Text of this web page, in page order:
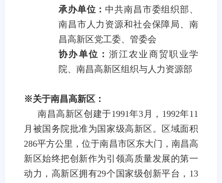
承办单位： 中共南昌市委组织部、
南昌市人力资源和社会保障局、南
昌高新区党工委、管委会
协办单位： 浙江农业商贸职业学
院、南昌高新区组织与人力资源部
※关于南昌高新区：
南昌高新区 创建于1991年3 月， 1992年11
月被国务院批准为国家级高新区。区域面积
286平方公里，位于南昌市区东大门，南昌高
新区始终把创新作为引领高质量发展的第一
动力，高新区拥有29个国家级创新平台， 13